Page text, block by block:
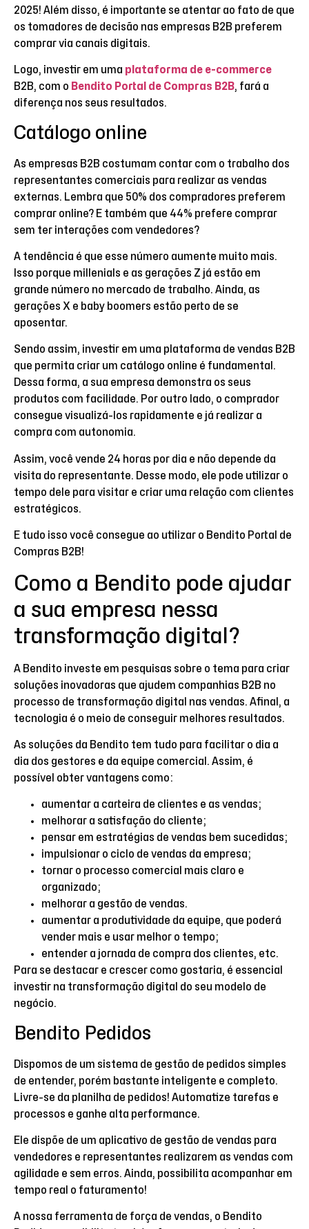
2025! Além disso, é importante se atentar ao fato de que
os tomadores de decisão nas empresas B2B preferem
comprar via canais digitais.
Logo, investir em uma plataforma de e-commerce
B2B, com o Bendito Portal de Compras B2B, fará a
diferença nos seus resultados.
Catálogo online
As empresas B2B costumam contar com o trabalho dos
representantes comerciais para realizar as vendas
externas. Lembra que 50% dos compradores preferem
comprar online? E também que 44% prefere comprar
sem ter interações com vendedores?
A tendência é que esse número aumente muito mais.
Isso porque millenials e as gerações Z já estão em
grande número no mercado de trabalho. Ainda, as
gerações X e baby boomers estão perto de se
aposentar.
Sendo assim, investir em uma plataforma de vendas B2B
que permita criar um catálogo online é fundamental.
Dessa forma, a sua empresa demonstra os seus
produtos com facilidade. Por outro lado, o comprador
consegue visualizá-los rapidamente e já realizar a
compra com autonomia.
Assim, você vende 24 horas por dia e não depende da
visita do representante. Desse modo, ele pode utilizar o
tempo dele para visitar e criar uma relação com clientes
estratégicos.
E tudo isso você consegue ao utilizar o Bendito Portal de
Compras B2B!
Como a Bendito pode ajudar
a sua empresa nessa
transformação digital?
A Bendito investe em pesquisas sobre o tema para criar
soluções inovadoras que ajudem companhias B2B no
processo de transformação digital nas vendas. Afinal, a
tecnologia é o meio de conseguir melhores resultados.
As soluções da Bendito tem tudo para facilitar o dia a
dia dos gestores e da equipe comercial. Assim, é
possível obter vantagens como:
aumentar a carteira de clientes e as vendas;
melhorar a satisfação do cliente;
pensar em estratégias de vendas bem sucedidas;
impulsionar o ciclo de vendas da empresa;
tornar o processo comercial mais claro e
organizado;
melhorar a gestão de vendas.
aumentar a produtividade da equipe, que poderá
vender mais e usar melhor o tempo;
entender a jornada de compra dos clientes, etc.
Para se destacar e crescer como gostaria, é essencial
investir na transformação digital do seu modelo de
negócio.
Bendito Pedidos
Dispomos de um sistema de gestão de pedidos simples
de entender, porém bastante inteligente e completo.
Livre-se da planilha de pedidos! Automatize tarefas e
processos e ganhe alta performance.
Ele dispõe de um aplicativo de gestão de vendas para
vendedores e representantes realizarem as vendas com
agilidade e sem erros. Ainda, possibilita acompanhar em
tempo real o faturamento!
A nossa ferramenta de força de vendas, o Bendito